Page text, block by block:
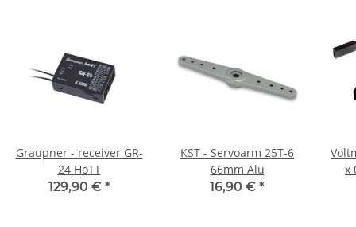
Graupner - receiver GR-
24 HoTT
129,90 € *
KST - Servoarm 25T-6
66mm Alu
16,90 € *
x